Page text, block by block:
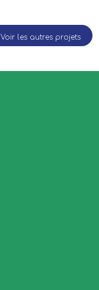
Voir les autres projets